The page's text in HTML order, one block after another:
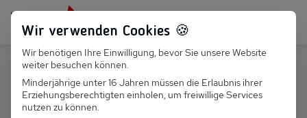
Persönlich für dich da: +49 251 899 050
Suchfeld
Suchen
D 067.108 - Ferienhaus Heideweg
Wir verwenden Cookies 🍪
Wir benötigen Ihre Einwilligung, bevor Sie unsere Website
weiter besuchen können.
Minderjährige unter 16 Jahren müssen die Erlaubnis ihrer
Erziehungsberechtigten einholen, um freiwillige Services
nutzen zu können.